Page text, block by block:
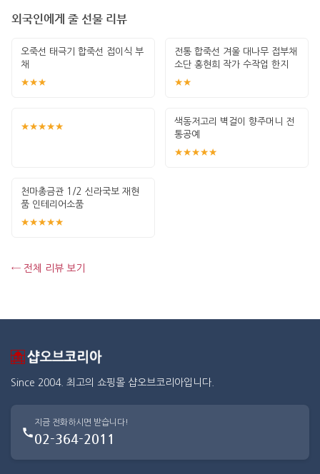
외국인에게 줄 선물 리뷰
오죽선 태극기 합죽선 접이식 부
채
★★★
전통 합죽선 겨울 대나무 접부채
소단 홍현희 작가 수작업 한지
그림 고급
★★
★★★★★
색동저고리 벽걸이 향주머니 전
통공예
★★★★★
천마총금관 1/2 신라국보 재현
품 인테리어소품
★★★★★
← 전체 리뷰 보기
Since 2004. 최고의 쇼핑몰 샵오브코리아입니다.
지금 전화하시면 받습니다!
02-364-2011